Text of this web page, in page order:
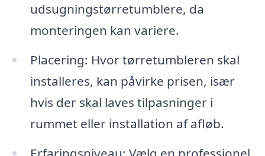
udsugningstørretumblere, da
monteringen kan variere.
Placering: Hvor tørretumbleren skal
installeres, kan påvirke prisen, især
hvis der skal laves tilpasninger i
rummet eller installation af afløb.